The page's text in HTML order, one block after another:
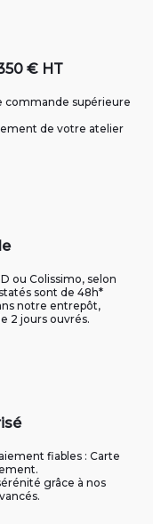
€ HT
commande supérieure
de votre atelier
ou Colissimo, selon
sont de 48h*
notre entrepôt,
2 jours ouvrés.
fiables : Carte
grâce à nos